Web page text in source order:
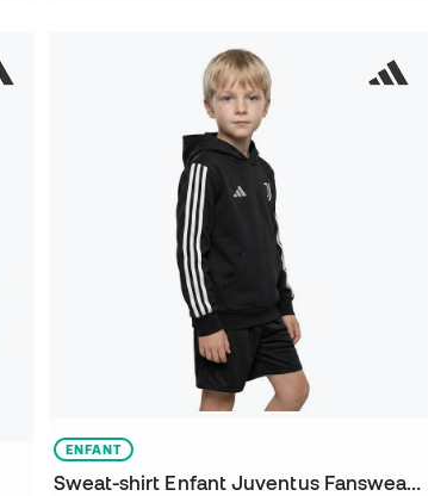
ENFANT
Sweat-shirt Enfant Juventus Fanswear 2026-2027